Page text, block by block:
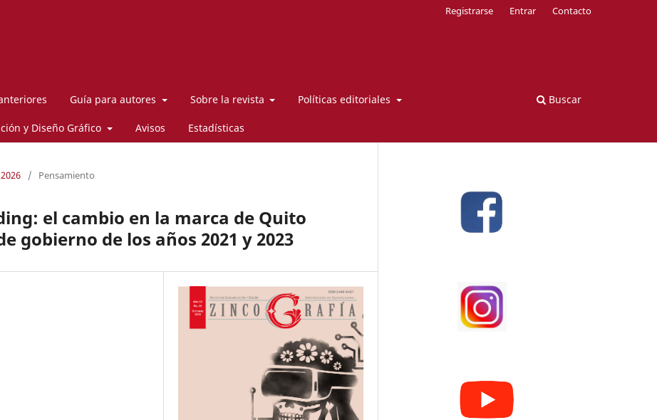
Guía para autores Sobre la revista Políticas editoriales
y Diseño Gráfico Avisos Estadísticas
Buscar
Registrarse Entrar Contacto
/ Pensamiento
el cambio en la marca de Quito
gobierno de los años 2021 y 2023